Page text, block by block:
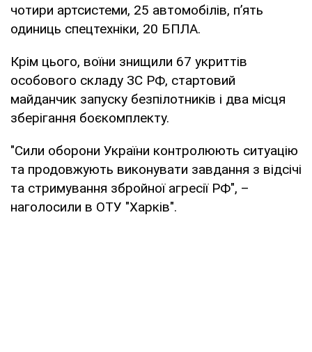
чотири артсистеми, 25 автомобілів, п’ять
одиниць спецтехніки, 20 БПЛА.
Крім цього, воїни знищили 67 укриттів
особового складу ЗС РФ, стартовий
майданчик запуску безпілотників і два місця
зберігання боєкомплекту.
"Сили оборони України контролюють ситуацію
та продовжують виконувати завдання з відсічі
та стримування збройної агресії РФ", –
наголосили в ОТУ "Харків".